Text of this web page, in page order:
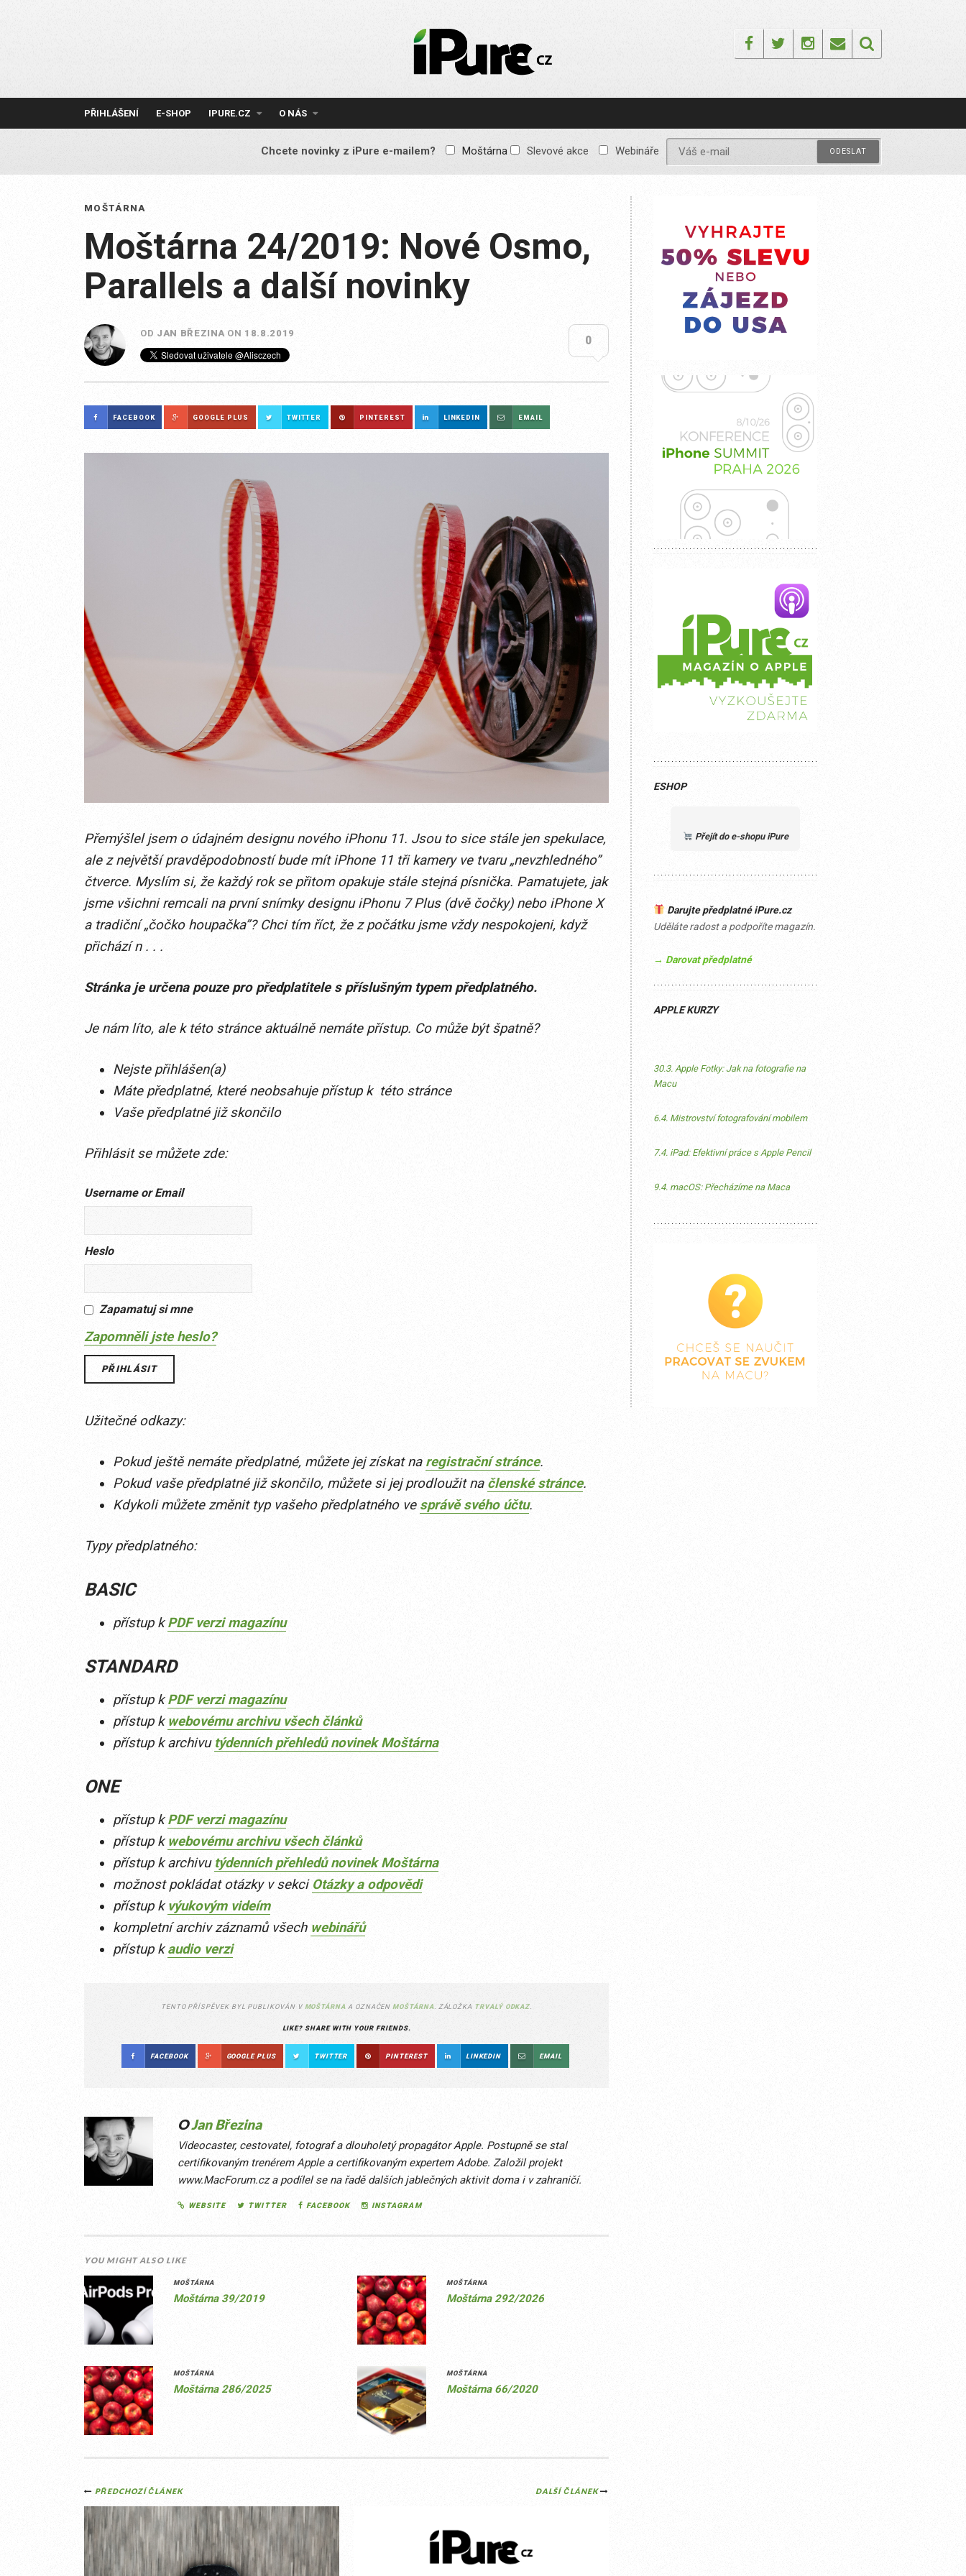
IPURE.CZ
Prémiový Apple e-
reklamy, žádné
obsah pro všechny
FacebookTwitterInstagram
Email
PŘIHLÁŠENÍ E-SHOP IPURE.CZ O NÁS
Chcete novinky z iPure e-mailem? Moštárna Slevové akce Webináře
MOŠTÁRNA
Moštárna 24/2019: Nové Osmo,
Parallels a další novinky
OD JAN BŘEZINA ON 18.8.2019
0
FACEBOOK GOOGLE PLUS TWITTER PINTEREST LINKEDIN EMAIL
Přemýšlel jsem o údajném designu nového iPhonu 11. Jsou to sice stále jen spekulace,
ale z největší pravděpodobností bude mít iPhone 11 tři kamery ve tvaru „nevzhledného”
čtverce. Myslím si, že každý rok se přitom opakuje stále stejná písnička. Pamatujete, jak
jsme všichni remcali na první snímky designu iPhonu 7 Plus (dvě čočky) nebo iPhone X
a tradiční „čočko houpačka”? Chci tím říct, že z počátku jsme vždy nespokojeni, když
přichází n . . .
Stránka je určena pouze pro předplatitele s příslušným typem předplatného.
Je nám líto, ale k této stránce aktuálně nemáte přístup. Co může být špatně?
Nejste přihlášen(a)
Máte předplatné, které neobsahuje přístup k této stránce
Vaše předplatné již skončilo
Přihlásit se můžete zde:
Username or Email
Heslo
Zapamatuj si mne
Zapomněli jste heslo?
Užitečné odkazy:
Pokud ještě nemáte předplatné, můžete jej získat na registrační stránce.
Pokud vaše předplatné již skončilo, můžete si jej prodloužit na členské stránce.
Kdykoli můžete změnit typ vašeho předplatného ve správě svého účtu.
Typy předplatného:
BASIC
přístup kPDF verzi magazínu
STANDARD
přístup kPDF verzi magazínu
přístup k webovému archivu všech článků
přístup k archivu týdenních přehledů novinek Moštárna
ONE
přístup kPDF verzi magazínu
přístup k webovému archivu všech článků
přístup k archivu týdenních přehledů novinek Moštárna
možnost pokládat otázky v sekci Otázky a odpovědi
přístup k výukovým videím
kompletní archiv záznamů všech webinářů
přístup kaudio verzi
TENTO PŘÍSPĚVEK BYL PUBLIKOVÁN V MOŠTÁRNA A OZNAČEN MOŠTÁRNA . ZÁLOŽKA TRVALÝ ODKAZ
LIKE? SHARE WITH YOUR FRIENDS.
FACEBOOK GOOGLE PLUS TWITTER PINTEREST LINKEDIN EMAIL
OJan Březina
Videocaster, cestovatel, fotograf a dlouholetý propagátor Apple. Postupně se stal
certifikovaným trenérem Apple a certifikovaným expertem Adobe. Založil projekt
www.MacForum.cz a podílel se na řadě dalších jablečných aktivit doma i v zahraničí.
WEBSITE TWITTER FACEBOOK INSTAGRAM
YOU MIGHT ALSO LIKE
MOŠTÁRNA
Moštárna 39/2019
MOŠTÁRNA
Moštárna 292/2026
MOŠTÁRNA
Moštárna 286/2025
MOŠTÁRNA
Moštárna 66/2020
Post
navigation
DALŠÍ ČLÁNEK
PŘEDCHOZÍ ČLÁNEK
ESHOP
Přejít do e-shopu iPure
Darujte předplatné iPure.cz
Uděláte radost a podpoříte magazín.
→ Darovat předplatné
APPLE KURZY
30.3. Apple Fotky: Jak na fotografie na
Macu
6.4. Mistrovství fotografování mobilem
7.4. iPad: Efektivní práce s Apple Pencil
9.4. macOS: Přecházíme na Maca